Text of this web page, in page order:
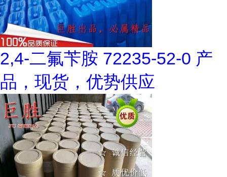
2,4-二氟苄胺 72235-52-0 产
品，现货，优势供应